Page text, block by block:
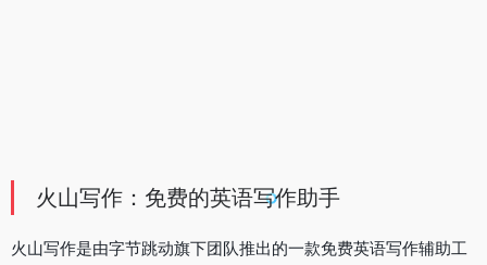
火山写作：免费的英语写作助手
火山写作是由字节跳动旗下团队推出的一款免费英语写作辅助工